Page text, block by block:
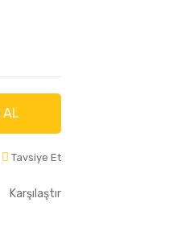
AL
Tavsiye Et
Karşılaştır